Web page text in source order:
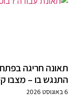
תאונה חריגה
התנגש בו – מצבו
6 באוגוסט 2026